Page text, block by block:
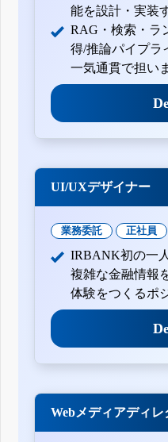
能を設計・実装
RAG・検索・ラ
得/推論パイプラ
一気通貫で担い
UI/UXデザイナー
業務委託 正社員
IRBANK初の一
複雑な金融情報
体験をつくるポ
Webメディアディレ